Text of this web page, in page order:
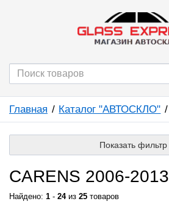
Главная Каталог "АВТОСКЛО"
Показать фильтр
CARENS 2006-2013
Найдено: 1 - 24из 25 товаров